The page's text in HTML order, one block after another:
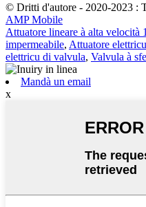
© Dritti d'autore - 2020-2023 :
AMP Mobile
Attuatore lineare à alta velocità
impermeabile, Attuatore elettricu
elettricu di valvula, Valvula à
Mandà un email
x